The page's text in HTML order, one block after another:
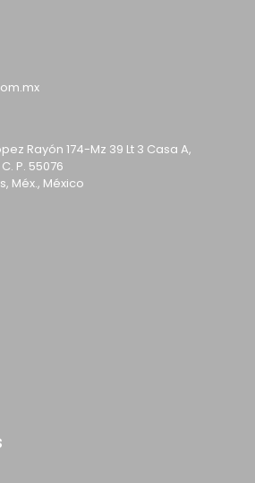
Rayón 174-Mz 39 Lt 3 Casa A,
P. 55076
Méx., México